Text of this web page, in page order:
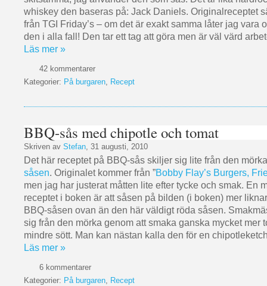
whiskey den baseras på: Jack Daniels. Originalreceptet
från TGI Friday’s – om det är exakt samma låter jag vara
den i alla fall! Den tar ett tag att göra men är väl värd
Läs mer »
42 kommentarer
Kategorier: På burgaren, Recept
BBQ-sås med chipotle och tomat
Skriven av Stefan, 31 augusti, 2010
Det här receptet på BBQ-sås skiljer sig lite från den
såsen. Originalet kommer från ”Bobby Flay’s Burgers,
men jag har justerat måtten lite efter tycke och smak. En
receptet i boken är att såsen på bilden (i boken) mer
BBQ-såsen ovan än den här väldigt röda såsen.
sig från den mörka genom att smaka ganska mycket mer
mindre sött. Man kan nästan kalla den för en
Läs mer »
6 kommentarer
Kategorier: På burgaren, Recept